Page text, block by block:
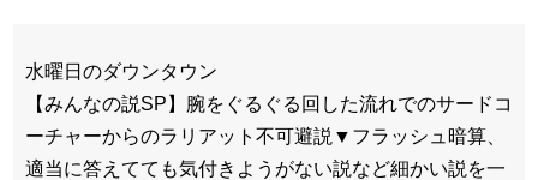
水曜日のダウンタウン
【みんなの説SP】腕をぐるぐる回した流れでのサードコ
ーチャーからのラリアット不可避説▼フラッシュ暗算、
適当に答えてても気付きようがない説など細かい説を一